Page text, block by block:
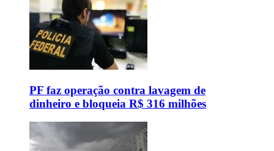
PF faz operação contra lavagem de
dinheiro e bloqueia R$ 316 milhões